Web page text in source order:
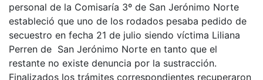
personal de la Comisaría 3º de San Jerónimo Norte
estableció que uno de los rodados pesaba pedido de
secuestro en fecha 21 de julio siendo víctima Liliana
Perren de San Jerónimo Norte en tanto que el
restante no existe denuncia por la sustracción.
Finalizados los trámites correspondientes recuperaron